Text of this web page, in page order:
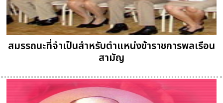
สมรรถนะที่จำเป็นสำหรับตำแหน่งข้าราชการพลเรือน
สามัญ